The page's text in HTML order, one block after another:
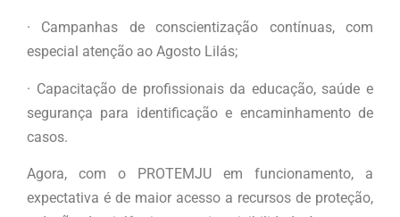
· Campanhas de conscientização contínuas, com
especial atenção ao Agosto Lilás;
· Capacitação de profissionais da educação, saúde e
segurança para identificação e encaminhamento de
casos.
Agora, com o PROTEMJU em funcionamento, a
expectativa é de maior acesso a recursos de proteção,